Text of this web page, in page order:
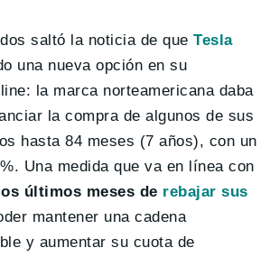
saltó la noticia de queTesla
una nueva opción en su
la marca norteamericana daba
la compra de algunos de sus
hasta 84 meses (7 años), con un
Una medida que va en línea con
últimos meses de rebajar sus
mantener una cadena
y aumentar su cuota de